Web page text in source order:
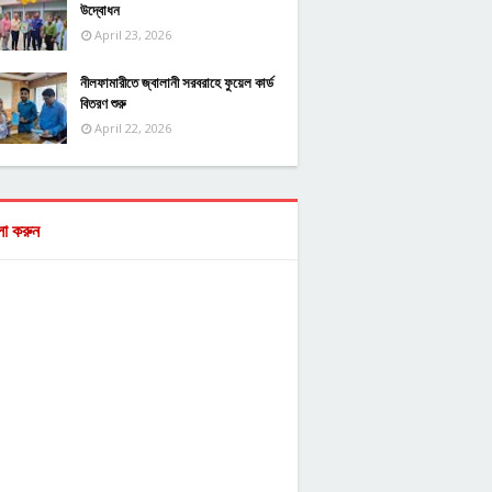
উদ্বোধন
April 23, 2026
নীলফামারীতে জ্বালানী সরবরাহে ফুয়েল কার্ড
বিতরণ শুরু
April 22, 2026
করুন